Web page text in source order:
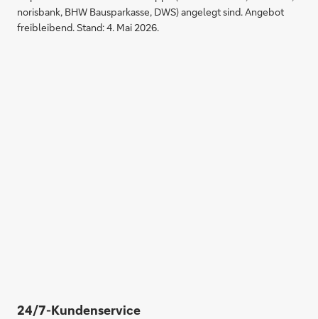
norisbank, BHW Bausparkasse, DWS) angelegt sind. Angebot
freibleibend. Stand: 4. Mai 2026.
24/7-Kundenservice